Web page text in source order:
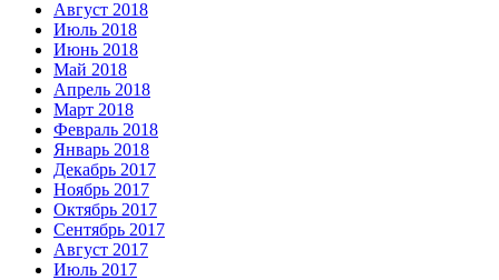
Август 2018
Июль 2018
Июнь 2018
Май 2018
Апрель 2018
Март 2018
Февраль 2018
Январь 2018
Декабрь 2017
Ноябрь 2017
Октябрь 2017
Сентябрь 2017
Август 2017
Июль 2017